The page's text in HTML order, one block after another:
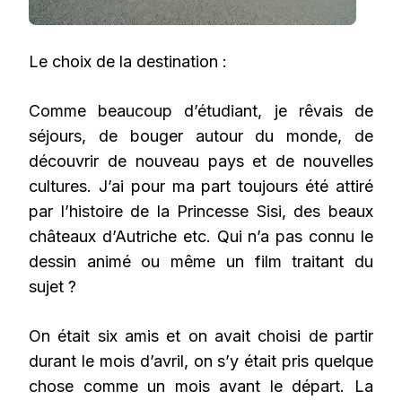
Le choix de la destination :
Comme beaucoup d’étudiant, je rêvais de
séjours, de bouger autour du monde, de
découvrir de nouveau pays et de nouvelles
cultures. J’ai pour ma part toujours été attiré
par l’histoire de la Princesse Sisi, des beaux
châteaux d’Autriche etc. Qui n’a pas connu le
dessin animé ou même un film traitant du
sujet ?
On était six amis et on avait choisi de partir
durant le mois d’avril, on s’y était pris quelque
chose comme un mois avant le départ. La